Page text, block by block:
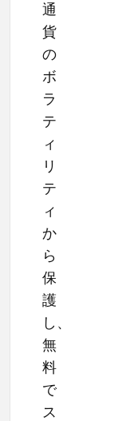
通
貨
の
ボ
ラ
テ
ィ
リ
テ
ィ
か
ら
保
護
し、
無
料
で
ス